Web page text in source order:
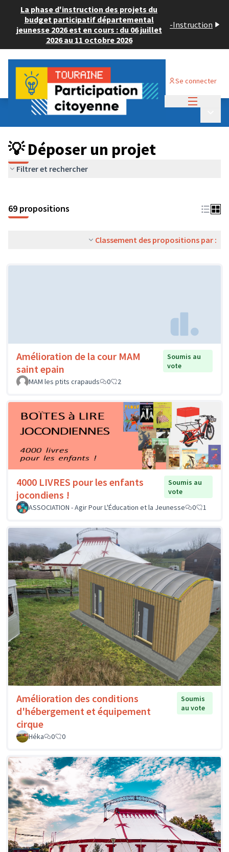
La phase d'instruction des projets du
budget participatif départemental
jeunesse 2026 est en cours : du 06 juillet
2026 au 11 octobre 2026
-Instruction
Se connecter
Budget Participatif ADULTE 2024
💡 Déposer un projet
💡 Déposer un projet
Filtrer et rechercher
69 propositions
Classement des propositions par :
Amélioration de la cour MAM
saint epain
Soumis au
vote
MAM les ptits crapauds
0 2
4000 LIVRES pour les enfants
jocondiens !
Soumis au
vote
ASSOCIATION - Agir Pour L'Éducation et la Jeunesse
0 1
Amélioration des conditions
d'hébergement et équipement
cirque
Soumis
au vote
Héka 0 0